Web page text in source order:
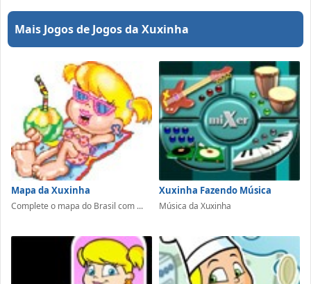
Mais Jogos de Jogos da Xuxinha
Mapa da Xuxinha
Complete o mapa do Brasil com ...
Xuxinha Fazendo Música
Música da Xuxinha